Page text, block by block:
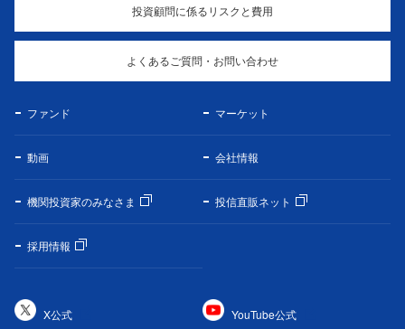
投資顧問に係るリスクと費用
よくあるご質問・お問い合わせ
ファンド マーケット
動画 会社情報
機関投資家のみなさま 投信直販ネット
採用情報
X公式 YouTube公式